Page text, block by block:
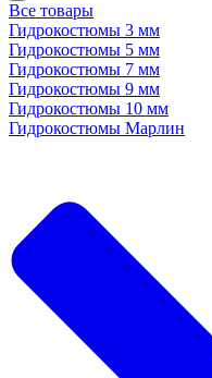
Все товары
Гидрокостюмы 3 мм
Гидрокостюмы 5 мм
Гидрокостюмы 7 мм
Гидрокостюмы 9 мм
Гидрокостюмы 10 мм
Гидрокостюмы Марлин